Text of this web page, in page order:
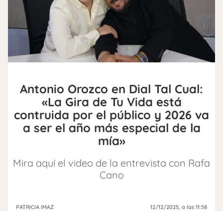
Antonio Orozco en Dial Tal Cual:
«La Gira de Tu Vida está
contruida por el público y 2026 va
a ser el año más especial de la
mía»
Mira aquí el video de la entrevista con Rafa
Cano
PATRICIA IMAZ 12/12/2025, a las 11:58